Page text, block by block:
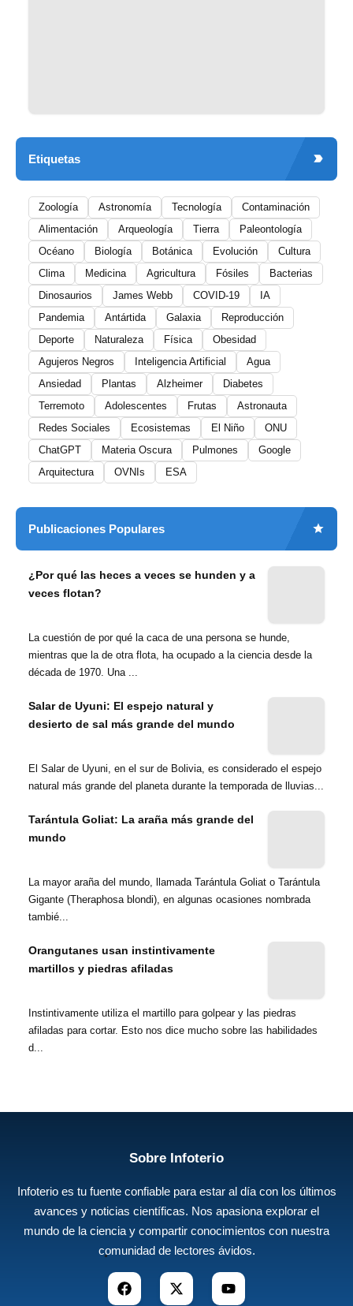
Etiquetas
Zoología Astronomía Tecnología
Contaminación
Alimentación
Arqueología Tierra
Paleontología
Océano
Biología Botánica Evolución
Cultura
Clima
Medicina Agricultura Fósiles
Bacterias
Dinosaurios
James Webb COVID-19
IA
Pandemia
Antártida Galaxia
Reproducción
Deporte
Naturaleza Física
Obesidad
Agujeros Negros
Inteligencia Artificial
Agua
Ansiedad
Plantas Alzheimer
Diabetes
Terremoto
Adolescentes Frutas
Astronauta
Redes Sociales
Ecosistemas El Niño
ONU
ChatGPT
Materia Oscura Pulmones
Google
Arquitectura
OVNIs ESA
Publicaciones Populares
¿Por qué las heces a veces se hunden y a
veces flotan?
La cuestión de por qué la caca de una persona se hunde,
mientras que la de otra flota, ha ocupado a la ciencia desde la
década de 1970. Una ...
Salar de Uyuni: El espejo natural y
desierto de sal más grande del mundo
El Salar de Uyuni, en el sur de Bolivia, es considerado el espejo
natural más grande del planeta durante la temporada de lluvias...
Tarántula Goliat: La araña más grande del
mundo
La mayor araña del mundo, llamada Tarántula Goliat o Tarántula
Gigante (Theraphosa blondi), en algunas ocasiones nombrada
tambié...
Orangutanes usan instintivamente
martillos y piedras afiladas
Instintivamente utiliza el martillo para golpear y las piedras
afiladas para cortar. Esto nos dice mucho sobre las habilidades
d...
Sobre Infoterio
Infoterio es tu fuente confiable para estar al día con los últimos
avances y noticias científicas. Nos apasiona explorar el
mundo de la ciencia y compartir conocimientos con nuestra
comunidad de lectores ávidos.